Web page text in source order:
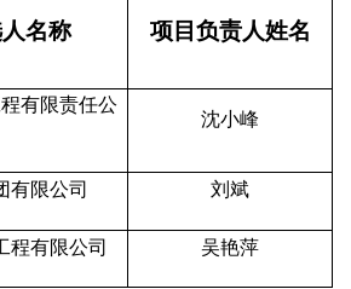
名称 项目负责人姓名
有限责任公
沈小峰
有限公司 刘斌
程有限公司 吴艳萍